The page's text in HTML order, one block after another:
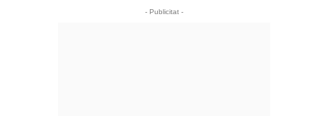
- Publicitat -